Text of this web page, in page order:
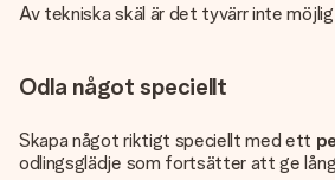
Av tekniska skäl är det tyvärr inte
Odla något speciellt
Skapa något riktigt speciellt med ett
odlingsglädje som fortsätter att ge